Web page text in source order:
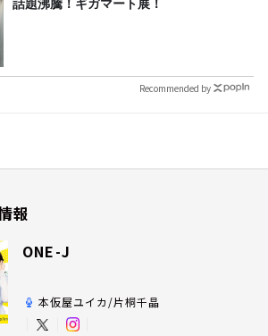
話題沸騰！ギガマート展！
Recommended by
報
ONE-J
本仮屋ユイカ/片桐千晶